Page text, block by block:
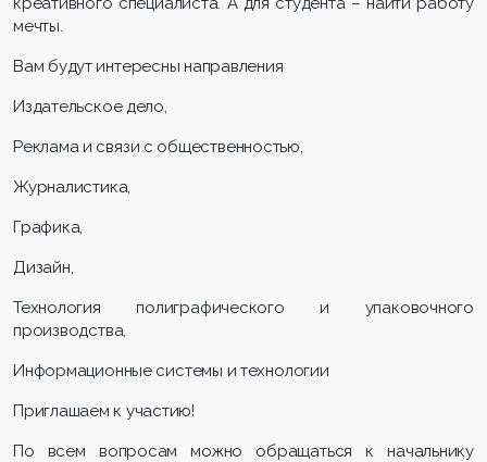
мечты.
Вам будут интересны направления
Издательское дело,
Реклама и связи с общественностью,
Журналистика,
Графика,
Дизайн,
Технология полиграфического и упаковочного
производства,
Информационные системы и технологии
Приглашаем к участию!
По всем вопросам можно обращаться к начальнику